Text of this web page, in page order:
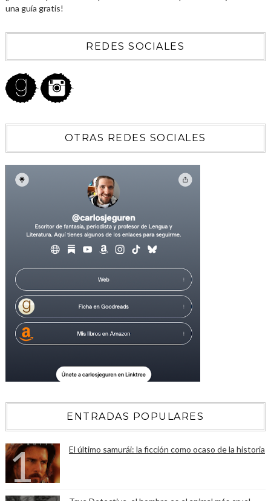
una guía gratis!
REDES SOCIALES
OTRAS REDES SOCIALES
ENTRADAS POPULARES
El último samurái: la ficción como ocaso de la historia